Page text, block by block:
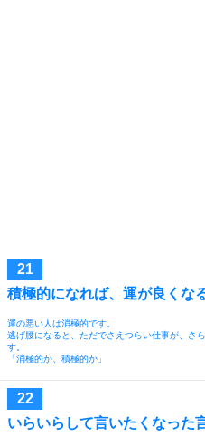
積極的になれば、運が良くなる
運の悪い人は消極的です。
逃げ腰になると、ただでさえつらい仕事が、さ
す。
「消極的か、積極的か」
いらいらして言いたくなった